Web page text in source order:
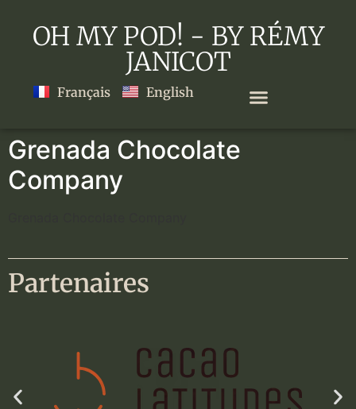
OH MY POD! - BY RÉMY
JANICOT
Français English
Grenada Chocolate
Company
Partenaires